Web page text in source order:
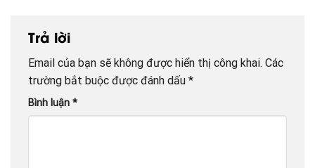
Trả lời
Email của bạn sẽ không được hiển thị công khai. Các
trường bắt buộc được đánh dấu *
Bình luận *